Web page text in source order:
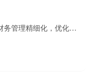
务管理精细化，优化经营状